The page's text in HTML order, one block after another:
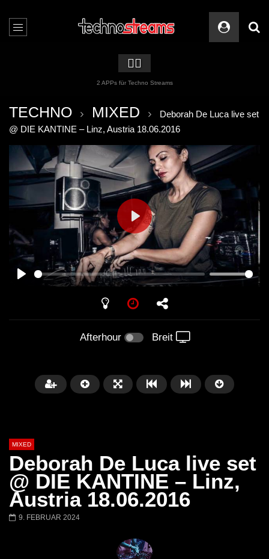
🏳️‍🌈
2 APPs für Techno Streams
TECHNO MIXED
Deborah De Luca live set
@ DIE KANTINE – Linz, Austria 18.06.2016
PLAY
PLAY
Afterhour Breit
Später
MIXED
Deborah De Luca live set
@ DIE KANTINE – Linz,
Austria 18.06.2016
9. FEBRUAR 2024